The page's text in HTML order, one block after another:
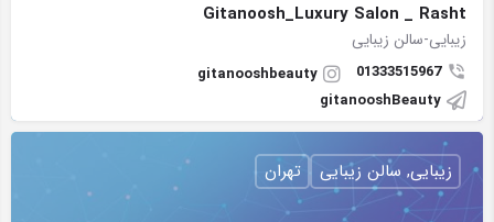
Gitanoosh_Luxury Salon _ Rasht
زیبایی-سالن زیبایی
01333515967
gitanooshbeauty
gitanooshBeauty
زیبایی, سالن زیبایی تهران